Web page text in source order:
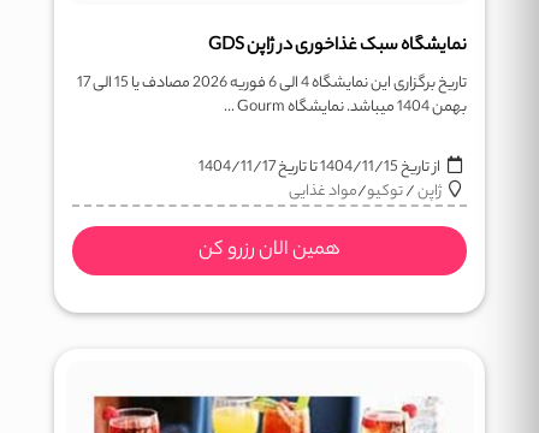
نمایشگاه سبک غذاخوری در ژاپن GDS
تاریخ برگزاری این نمایشگاه 4 الی 6 فوریه 2026 مصادف یا 15 الی 17
بهمن 1404 میباشد. نمایشگاه Gourm ...
از تاریخ1404/11/15تا تاریخ1404/11/17
ژاپن/توکیو/مواد غذایی
همین الان رزرو کن